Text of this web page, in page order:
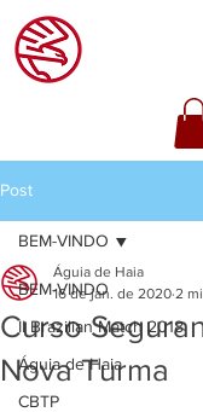
Post
BEM-VINDO
II Brazilian Match 2018
Águia de Haia
CBTP
BEM-VINDO
Curso
Nova Turma
Águia de Haia
16 de jan. de 2020 2